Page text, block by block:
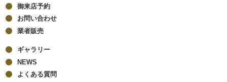
御来店予約
お問い合わせ
業者販売
ギャラリー
NEWS
よくある質問